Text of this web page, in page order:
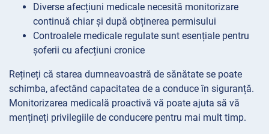
Diverse afecțiuni medicale necesită monitorizare
continuă chiar și după obținerea permisului
Controalele medicale regulate sunt esențiale pentru
șoferii cu afecțiuni cronice
Rețineți că starea dumneavoastră de sănătate se poate
schimba, afectând capacitatea de a conduce în siguranță.
Monitorizarea medicală proactivă vă poate ajuta să vă
mențineți privilegiile de conducere pentru mai mult timp.